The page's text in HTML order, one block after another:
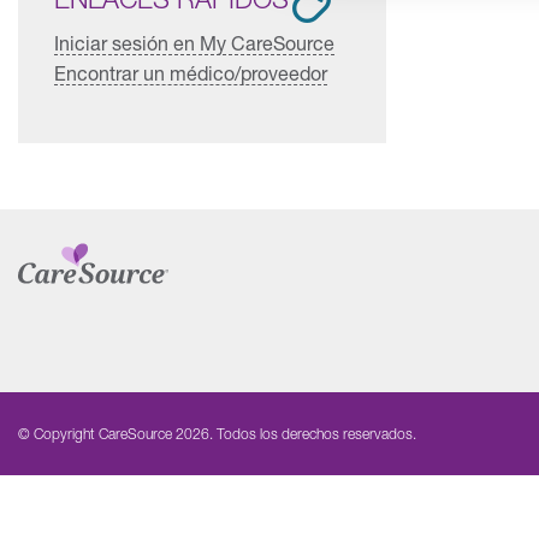
Iniciar sesión en My CareSource
Encontrar un médico/proveedor
© Copyright CareSource 2026. Todos los derechos reservados.